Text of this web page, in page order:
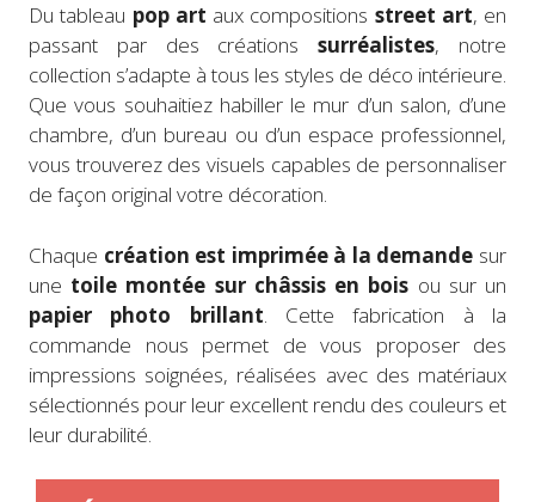
Du tableau pop art aux compositions street art, en
passant par des créationssurréalistes, notre
collection s’adapte à tous les styles de déco intérieure.
Que vous souhaitiez habiller le mur d’un salon, d’une
chambre, d’un bureau ou d’un espace professionnel,
vous trouverez des visuels capables de personnaliser
de façon original votre décoration.
Chaque création est imprimée à la demande sur
une toile montée sur châssis en bois ou sur un
papier photo brillant. Cette fabrication à la
commande nous permet de vous proposer des
impressions soignées, réalisées avec des matériaux
sélectionnés pour leur excellent rendu des couleurs et
leur durabilité.